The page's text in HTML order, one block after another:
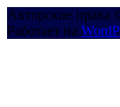
Авторские права
Работает на